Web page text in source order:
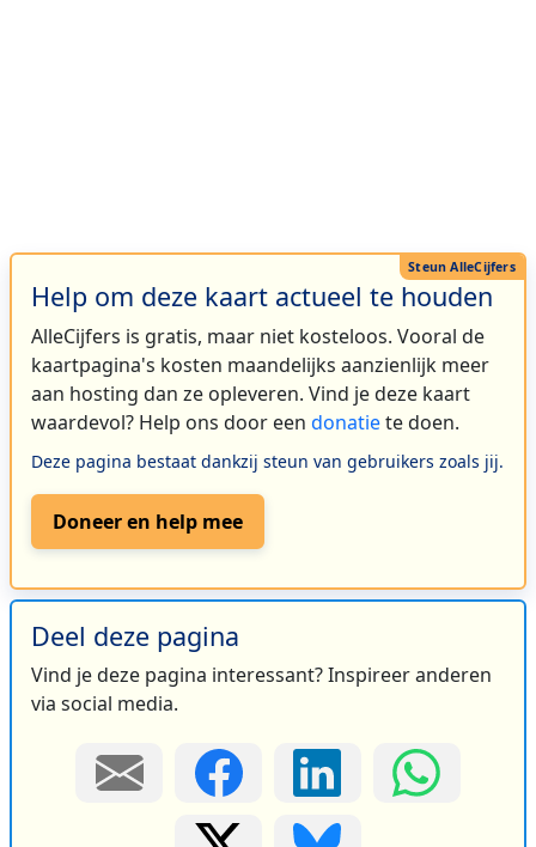
Help om deze kaart actueel te houden
AlleCijfers is gratis, maar niet kosteloos. Vooral de
kaartpagina's kosten maandelijks aanzienlijk meer
aan hosting dan ze opleveren. Vind je deze kaart
waardevol? Help ons door een donatiete doen.
Deze pagina bestaat dankzij steun van gebruikers zoals jij.
Doneer en help mee
Deel deze pagina
Vind je deze pagina interessant? Inspireer anderen
via social media.